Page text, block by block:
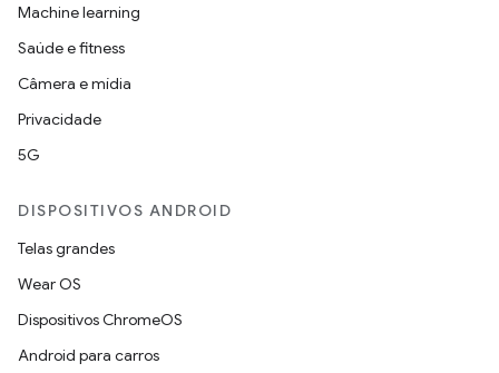
Machine learning
Saúde e fitness
Câmera e mídia
Privacidade
5G
DISPOSITIVOS ANDROID
Telas grandes
Wear OS
Dispositivos ChromeOS
Android para carros